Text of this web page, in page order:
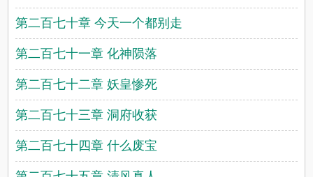
第二百七十章 今天一个都别走
第二百七十一章 化神陨落
第二百七十二章 妖皇惨死
第二百七十三章 洞府收获
第二百七十四章 什么废宝